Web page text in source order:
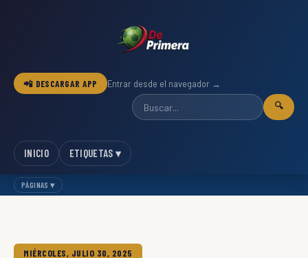
📲 DESCARGAR APP Entrar desde el navegador →
🔍
INICIO ETIQUETAS ▾
PÁGINAS ▾
MIÉRCOLES, JULIO 30, 2025